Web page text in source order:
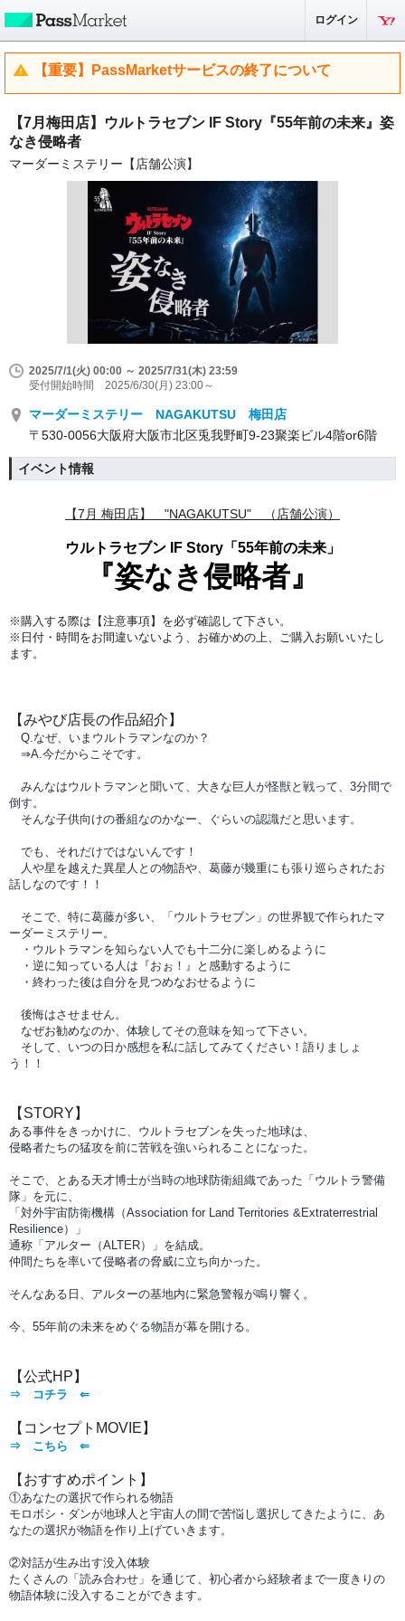
ログイン
【重要】PassMarketサービスの終了について
【7月梅田店】ウルトラセブン IF Story『55年前の未来』姿
なき侵略者
マーダーミステリー【店舗公演】
2025/7/1(火) 00:00 ～ 2025/7/31(木) 23:59
受付開始時間 2025/6/30(月) 23:00～
マーダーミステリー NAGAKUTSU 梅田店
〒530-0056大阪府大阪市北区兎我野町9-23聚楽ビル4階or6階
イベント情報
【7月 梅田店】 "NAGAKUTSU" （店舗公演）
ウルトラセブン IF Story「55年前の未来」
『姿なき侵略者』
※購入する際は【注意事項】を必ず確認して下さい。
※日付・時間をお間違いないよう、 お確かめの上、ご購入お願いいたし
ます。
【みやび店長の作品紹介 】
Q.なぜ、いまウルトラマンなのか？
⇒A.今だからこそです。
みんなはウルトラマンと聞いて、大きな巨人が怪獣と戦って、3分間で
倒す。
そんな子供向けの番組なのかなー、ぐらいの認識だと思います。
でも、 それだけではないんです！
人や星を越えた異星人との物語や、葛藤が幾重にも張り巡らされたお
話しなのです！！
そこで、特に葛藤が多い、「ウルトラセブン」の世界観で作られたマ
ーダーミステリー。
・ウルトラマンを知らない人でも十二分に楽しめるように
・逆に知っている人は『おぉ！』と感動するように
・終わった後は自分を見つめなおせるように
後悔はさせません。
なぜお勧めなのか、体験してその意味を知って下さい。
そして、いつの日か感想を私に話してみてください！語りましょ
う！！
【STORY】
ある事件をきっかけに、ウルトラセブンを失った地球は、
侵略者たちの猛攻を前に苦戦を強いられることになった。
そこで、とある天才博士が当時の地球防衛組織であった 「ウルトラ警備
隊」を元に、
「対外宇宙防衛機構 （Association for Land Territories &Extraterrestrial
Resilience）」
通称「アルター（ALTER）」を結成。
仲間たちを率いて侵略者の脅威に立ち向かった。
そんなある日、アルターの基地内に緊急警報が鳴り響く。
今、55年前の未来をめぐる物語が幕を開ける。
【公式HP】
⇒ コチラ ⇐
【コンセプトMOVIE】
⇒ こちら ⇐
【おすすめポイント 】
①あなたの選択で作られる物語
モロボシ・ダンが地球人と宇宙人の間で苦悩し選択してきたように、あ
なたの選択が物語を作り上げていきます。
②対話が生み出す没入体験
たくさんの「読み合わせ」を通じて、初心者から経験者まで一度きりの
物語体験に没入することができます。